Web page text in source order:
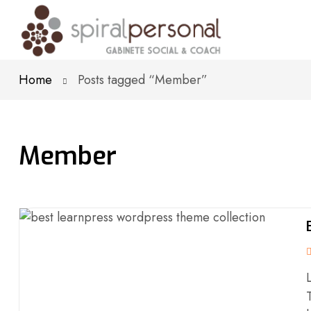
Home Posts tagged “Member”
Member